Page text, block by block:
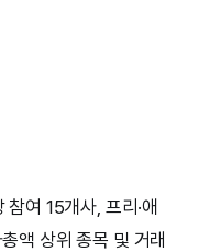
여 15개사, 프리·애
액 상위 종목 및 거래